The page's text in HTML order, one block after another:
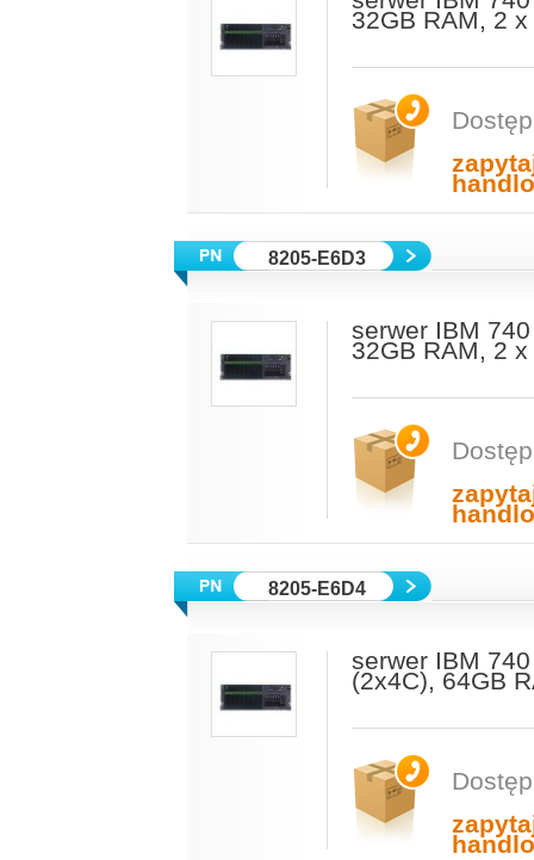
32GB RAM, 2
8205-E6D3
serwer IBM
32GB RAM, 2
8205-E6D4
serwer IBM
(2x4C), 64GB